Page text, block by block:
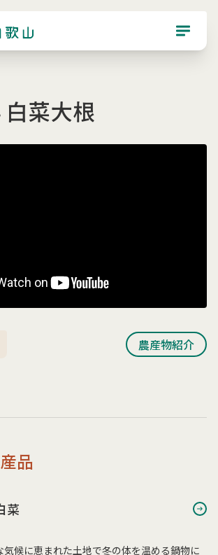
白菜大根
農産物紹介
品
菜
候に恵まれた土地で冬の体を温める鍋物に